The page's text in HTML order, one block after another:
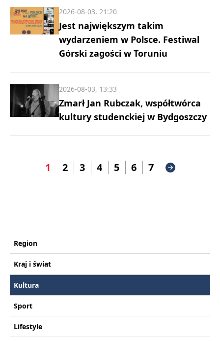
Jest największym takim
wydarzeniem w Polsce. Festiwal
Górski zagości w Toruniu
2026-08-03, 21:20
Zmarł Jan Rubczak, współtwórca
kultury studenckiej w Bydgoszczy
2026-08-03, 13:33
1 2 3 4 5 6 7
Region
Kraj i świat
Kultura
Sport
Lifestyle